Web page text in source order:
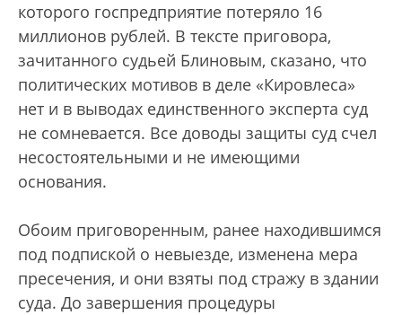
которого госпредприятие потеряло 16
миллионов рублей. В тексте приговора,
зачитанного судьей Блиновым, сказано, что
политических мотивов в деле «Кировлеса»
нет и в выводах единственного эксперта суд
не сомневается. Все доводы защиты суд счел
несостоятельными и не имеющими
основания.
Обоим приговоренным, ранее находившимся
под подпиской о невыезде, изменена мера
пресечения, и они взяты под стражу в здании
суда. До завершения процедуры